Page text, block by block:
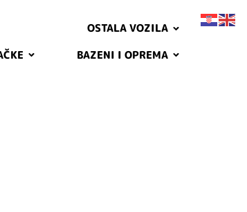
OSTALA VOZILA
BAZENI I OPREMA